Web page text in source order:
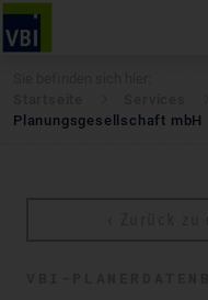
Planungsgesellschaft mbH